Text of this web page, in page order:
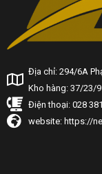
Địa chỉ: 294/6A
Kho hàng: 37/23/9
Điện thoại: 028
website: https://